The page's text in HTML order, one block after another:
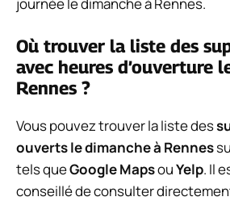
journée le dimanche à Rennes.
Où trouver la liste des
avec heures d’ouverture
Rennes ?
Vous pouvez trouver la liste des
ouverts le dimanche à Rennes
tels queGoogle MapsouYelp. Il
conseillé de consulter